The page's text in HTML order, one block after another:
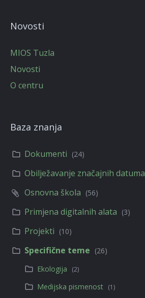
Novosti
MIOS Tuzla
Novosti
O centru
Baza znanja
Dokumenti (24)
Obilježavanje značajnih datuma
Osnovna škola (56)
Primjena digitalnih alata (3)
Projekti (10)
Specifične teme (26)
Ekologija
(2)
Medijska pismenost (1)